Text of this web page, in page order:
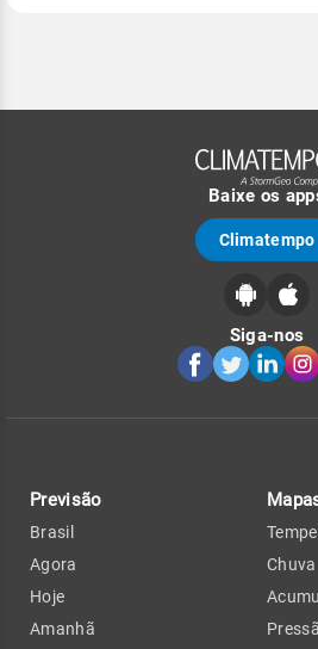
Baixe os
Climatempo
Siga-nos
Previsão
Brasil
Agora
Hoje
Amanhã
Chuva